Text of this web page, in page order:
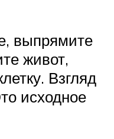
выпрямите
живот,
Взгляд
исходное